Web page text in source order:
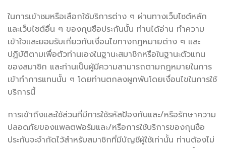
ในการเข้าชมหรือเลือกใช้บริการต่าง ๆ ผ่านทางเว็บไซต์หลัก
และเว็บไซต์อื่น ๆ ของกุนซือประกันนั้น ท่านได้อ่าน ทำความ
เข้าใจและยอมรับเกี่ยวกับเงื่อนไขทางกฎหมายต่าง ๆ และ
ปฏิบัติตามเพื่อตัวท่านเองในฐานะสมาชิกหรือในฐานะตัวแทน
ของสมาชิก และท่านเป็นผู้มีความสามารถตามกฎหมายในการ
เข้าทำการแทนนั้น ๆ โดยท่านตกลงผูกพันโดยเงื่อนไขในการใช้
บริการนี้
การเข้าถึงและใช้ส่วนที่มีการใช้รหัสป้องกันและ/หรือรักษาความ
ปลอดภัยของแพลตฟอร์มและ/หรือการใช้บริการของกุนซือ
ประกันจะจำกัดไว้สำหรับสมาชิกที่มีบัญชีผู้ใช้เท่านั้น ท่านต้องไม่